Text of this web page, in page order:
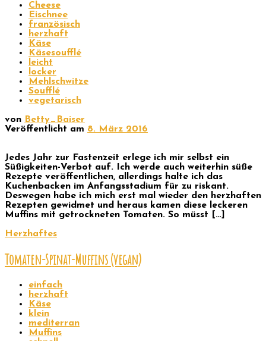
Cheese
Eischnee
französisch
herzhaft
Käse
Käsesoufflé
leicht
locker
Mehlschwitze
Soufflé
vegetarisch
von Betty_Baiser
Veröffentlicht am 8. März 2016
Jedes Jahr zur Fastenzeit erlege ich mir selbst ein
Süßigkeiten-Verbot auf. Ich werde auch weiterhin süße
Rezepte veröffentlichen, allerdings halte ich das
Kuchenbacken im Anfangsstadium für zu riskant.
Deswegen habe ich mich erst mal wieder den herzhaften
Rezepten gewidmet und heraus kamen diese leckeren
Muffins mit getrockneten Tomaten. So müsst […]
Herzhaftes
Tomaten-Spinat-Muffins (vegan)
einfach
herzhaft
Käse
klein
mediterran
Muffins